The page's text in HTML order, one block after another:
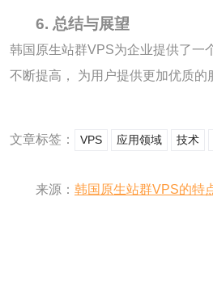
6. 总结与展望
韩国原生站群VPS为企业提供了一
不断提高， 为用户提供更加优质的
文章标签： VPS 应用领域 技术
来源： 韩国原生站群VPS的特